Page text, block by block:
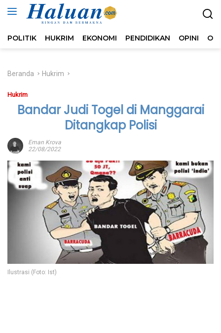
Langsung
POLITIK HUKRIM EKONOMI PENDIDIKAN OPINI
Beranda Hukrim
Hukrim
Bandar Judi Togel di Manggarai
Ditangkap Polisi
Eman Krova
22/08/2022
Ilustrasi (Foto: Ist)